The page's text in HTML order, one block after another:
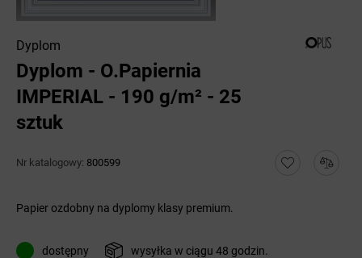
Dyplom
Dyplom - O.Papiernia
IMPERIAL - 190 g/m² - 25
sztuk
Nr katalogowy: 800599
Papier ozdobny na dyplomy klasy premium.
dostępny wysyłka w ciągu 48 godzin.